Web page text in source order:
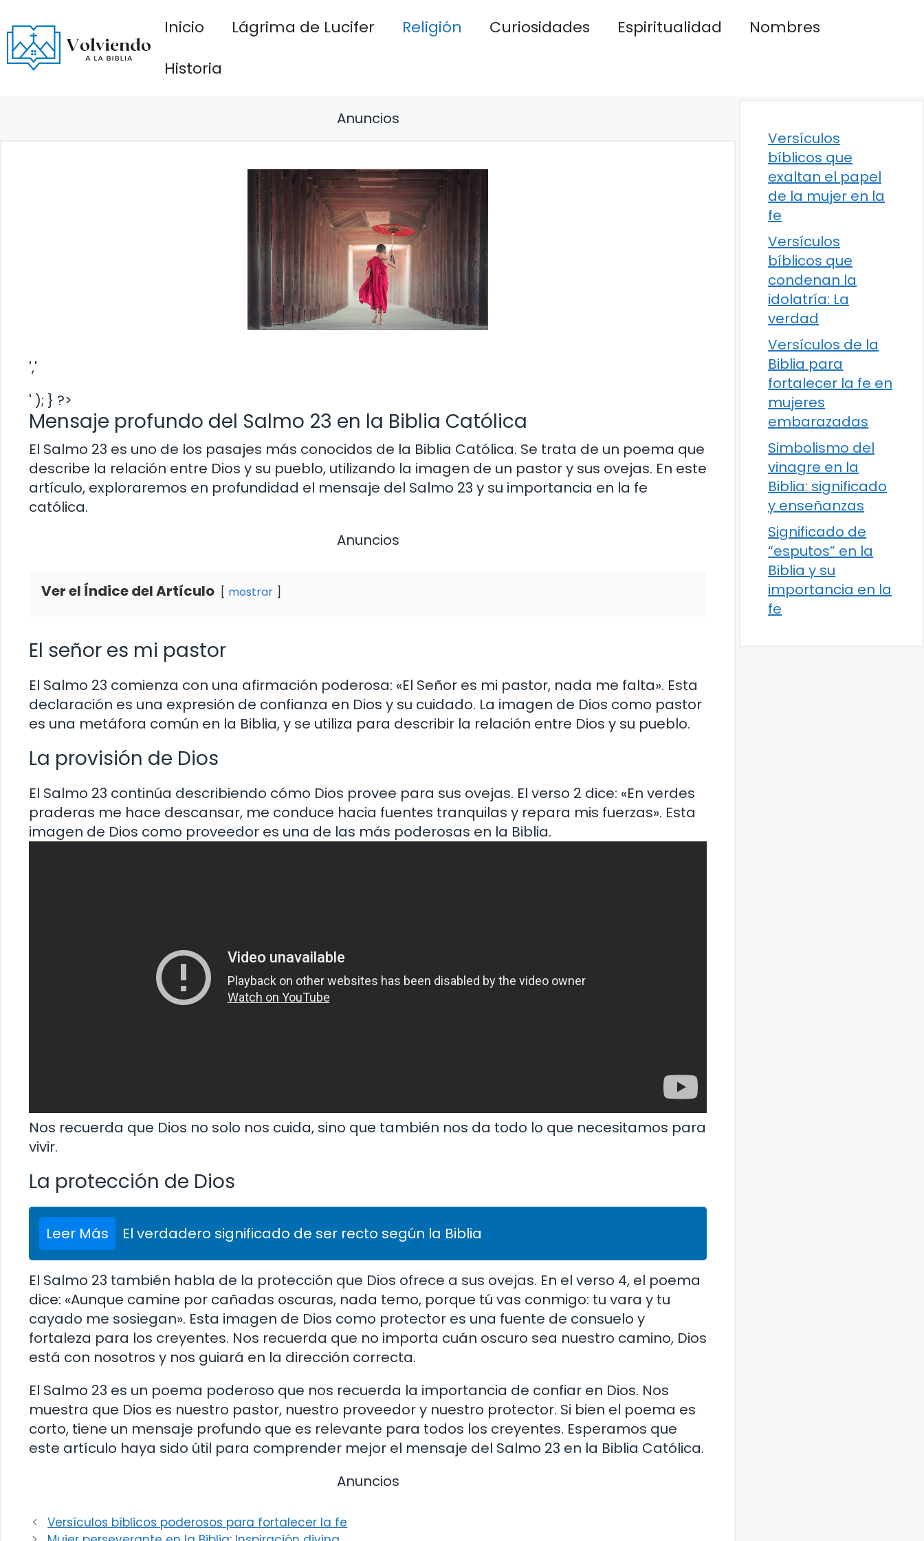
al
contenido
Inicio Lágrima de Lucifer Religión Curiosidades Espiritualidad
Nombres
Historia
Anuncios
','
' ); } ?>
Mensaje profundo del Salmo 23 en la Biblia Católica
El Salmo 23 es uno de los pasajes más conocidos de la Biblia Católica. Se trata de un poema que
describe la relación entre Dios y su pueblo, utilizando la imagen de un pastor y sus ovejas. En este
artículo, exploraremos en profundidad el mensaje del Salmo 23 y su importancia en la fe
católica.
Anuncios
Ver el Índice del Artículo mostrar
El señor es mi pastor
El Salmo 23 comienza con una afirmación poderosa: «El Señor es mi pastor, nada me falta». Esta
declaración es una expresión de confianza en Dios y su cuidado. La imagen de Dios como pastor
es una metáfora común en la Biblia, y se utiliza para describir la relación entre Dios y su pueblo.
La provisión de Dios
El Salmo 23 continúa describiendo cómo Dios provee para sus ovejas. El verso 2 dice: «En verdes
praderas me hace descansar, me conduce hacia fuentes tranquilas y repara mis fuerzas». Esta
imagen de Dios como proveedor es una de las más poderosas en la Biblia.
Nos recuerda que Dios no solo nos cuida, sino que también nos da todo lo que necesitamos para
vivir.
La protección de Dios
Leer Más El verdadero significado de ser recto según la Biblia
El Salmo 23 también habla de la protección que Dios ofrece a sus ovejas. En el verso 4, el poema
dice: «Aunque camine por cañadas oscuras, nada temo, porque tú vas conmigo: tu vara y tu
cayado me sosiegan». Esta imagen de Dios como protector es una fuente de consuelo y
fortaleza para los creyentes. Nos recuerda que no importa cuán oscuro sea nuestro camino, Dios
está con nosotros y nos guiará en la dirección correcta.
El Salmo 23 es un poema poderoso que nos recuerda la importancia de confiar en Dios. Nos
muestra que Dios es nuestro pastor, nuestro proveedor y nuestro protector. Si bien el poema es
corto, tiene un mensaje profundo que es relevante para todos los creyentes. Esperamos que
este artículo haya sido útil para comprender mejor el mensaje del Salmo 23 en la Biblia Católica.
Anuncios
Versículos bíblicos poderosos para fortalecer la fe
Versículos
bíblicos que
exaltan el papel
de la mujer en la
fe
Versículos
bíblicos que
condenan la
idolatría: La
verdad
Versículos de la
Biblia para
fortalecer la fe en
mujeres
embarazadas
Simbolismo del
vinagre en la
Biblia: significado
y enseñanzas
Significado de
“esputos” en la
Biblia y su
importancia en la
fe